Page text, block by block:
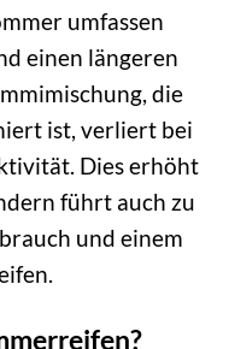
umfassen
einen längeren
die
ist, verliert bei
Dies erhöht
führt auch zu
und einem